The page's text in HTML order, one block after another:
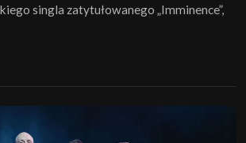
singla zatytułowanego „Imminence”,